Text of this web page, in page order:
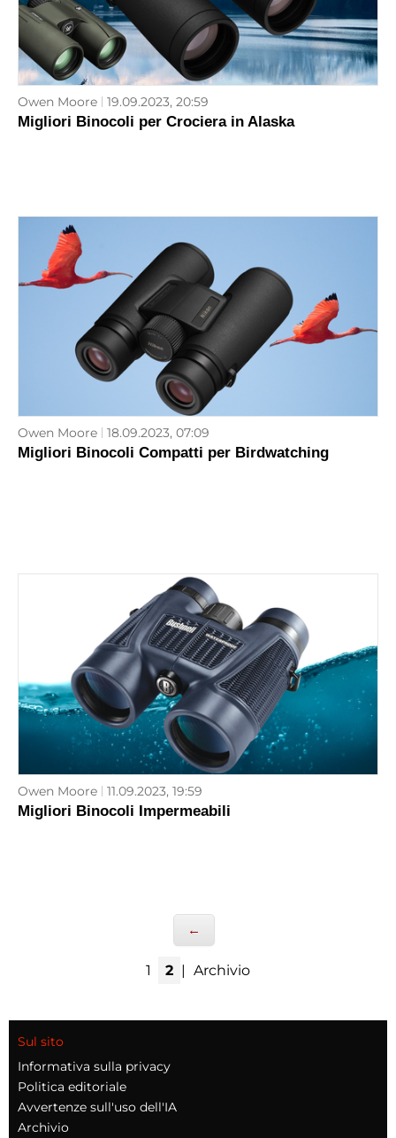
Owen Moore 19.09.2023, 20:59
Migliori Binocoli per Crociera in Alaska
Owen Moore 18.09.2023, 07:09
Migliori Binocoli Compatti per Birdwatching
Owen Moore 11.09.2023, 19:59
Migliori Binocoli Impermeabili
←
1 2 | Archivio
Sul sito
Informativa sulla privacy
Politica editoriale
Avvertenze sull'uso dell'IA
Archivio